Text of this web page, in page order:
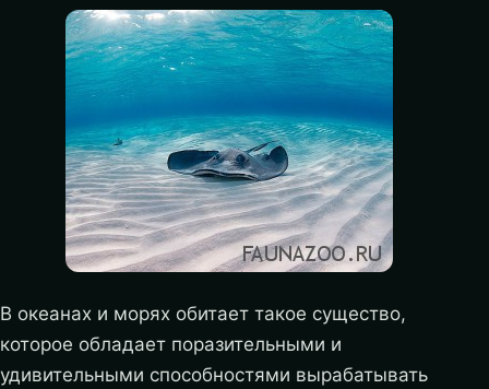
В океанах и морях обитает такое существо,
которое обладает поразительными и
удивительными способностями вырабатывать